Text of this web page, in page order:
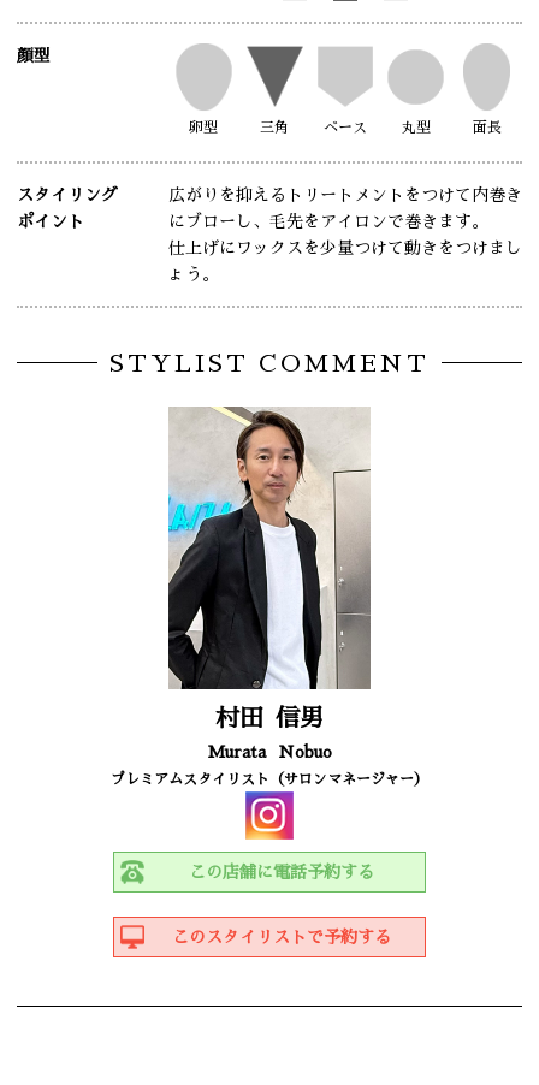
顔型
卵型 三角 ベース 丸型 面長
スタイリング
ポイント
広がりを抑えるトリートメントをつけて内巻き
にブローし、毛先をアイロンで巻きます。
仕上げにワックスを少量つけて動きをつけまし
ょう。
STYLIST COMMENT
村田 信男
Murata Nobuo
プレミアムスタイリスト（サロンマネージャー）
この店舗に電話予約する
このスタイリストで予約する